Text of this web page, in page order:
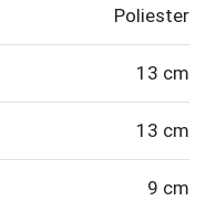
Poliester
13 cm
13 cm
9 cm